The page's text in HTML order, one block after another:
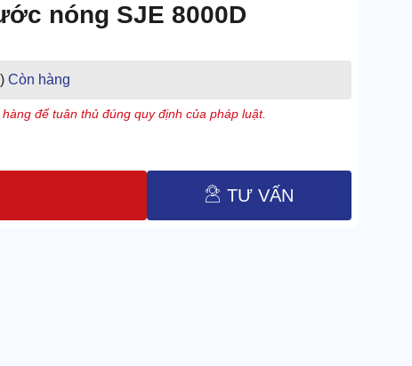
nóng SJE 8000D
Còn hàng
để tuân thủ đúng quy định của pháp luật.
TƯ VẤN